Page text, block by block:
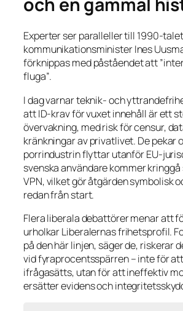
Experter ser paralleller till 1990-
kommunikationsminister Ines
förknippas med påståendet att
fluga”.
I dag varnar teknik- och
att ID-krav för vuxet innehåll är ett
övervakning, med risk för censur,
kränkningar av privatlivet. De pekar
porrindustrin flyttar utanför EU-
svenska användare kommer
VPN, vilket gör åtgärden symbolisk
redan från start.
Flera liberala debattörer menar att
urholkar Liberalernas frihetsprofil.
på den här linjen, säger de, riskerar
vid fyraprocentsspärren – inte för
ifrågasätts, utan för att ineffektiv
ersätter evidens och